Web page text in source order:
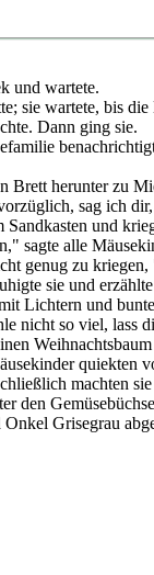
und wartete.
sie wartete, bis
Dann ging sie.
Brett herunter
sag ich
und
sagte alle
genug zu
sie und
Lichtern und
nicht so viel,
machten
Grisegrau